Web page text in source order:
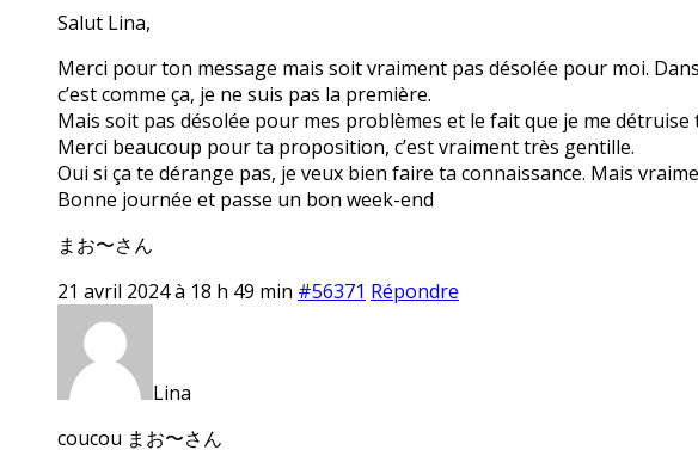
Salut Lina,
Merci pour ton message mais soit vraiment pas désolée pour moi.
c’est comme ça, je ne suis pas la première.
Mais soit pas désolée pour mes problèmes et le fait que je me
Merci beaucoup pour ta proposition, c’est vraiment très gentille.
Oui si ça te dérange pas, je veux bien faire ta connaissance. Mais
Bonne journée et passe un bon week-end
まお〜さん
21 avril 2024 à 18 h 49 min #56371 Répondre
Lina
coucou まお〜さん